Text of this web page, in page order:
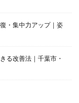
・集中力アップ｜姿
る改善法｜千葉市・